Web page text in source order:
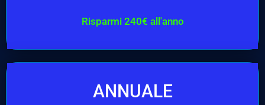
Risparmi 240€ all'anno
ANNUALE